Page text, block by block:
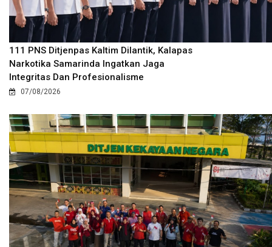
111 PNS Ditjenpas Kaltim Dilantik, Kalapas
Narkotika Samarinda Ingatkan Jaga
Integritas Dan Profesionalisme
07/08/2026